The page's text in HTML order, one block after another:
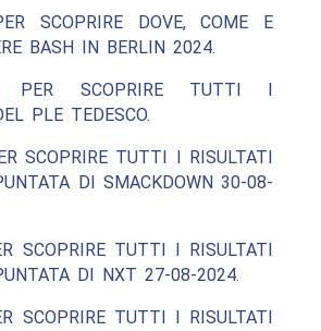
SCOPRIRE DOVE, COME E
BASH IN BERLIN 2024.
PER SCOPRIRE TUTTI I
PLE TEDESCO.
SCOPRIRE TUTTI I RISULTATI
DI SMACKDOWN 30-08-
SCOPRIRE TUTTI I RISULTATI
DI NXT 27-08-2024.
SCOPRIRE TUTTI I RISULTATI